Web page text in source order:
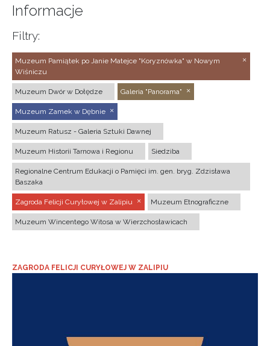
Informacje
Filtry:
Muzeum Pamiątek po Janie Matejce "Koryznówka" w Nowym
Wiśniczu
Muzeum Dwór w Dołędze Galeria "Panorama"
Muzeum Zamek w Dębnie
Muzeum Ratusz - Galeria Sztuki Dawnej
Muzeum Historii Tarnowa i Regionu Siedziba
Regionalne Centrum Edukacji o Pamięci im. gen. bryg. Zdzisława
Baszaka
Zagroda Felicji Curyłowej w Zalipiu Muzeum Etnograficzne
Muzeum Wincentego Witosa w Wierzchosławicach
ZAGRODA FELICJI CURYŁOWEJ W ZALIPIU